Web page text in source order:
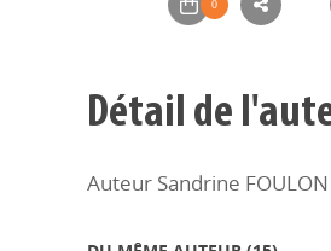
Détail de
Auteur Sandrine FOULON